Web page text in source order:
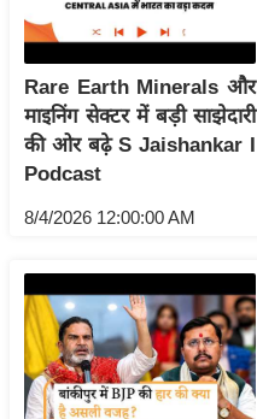
ध
र्म
ज्यो
ति
ष
प्र
भु
हि
मा
/
ध
र्म
Rare Earth Minerals और
माइनिंग सेक्टर में बड़ी साझेदारी
की ओर बढ़े S Jaishankar I
Podcast
8/4/2026 12:00:00 AM